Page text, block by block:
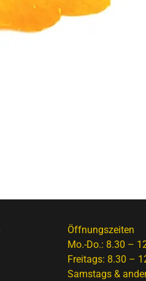
Öffnungszeiten
Mo.-Do.: 8.30 –
Freitags: 8.30 –
Samstags &